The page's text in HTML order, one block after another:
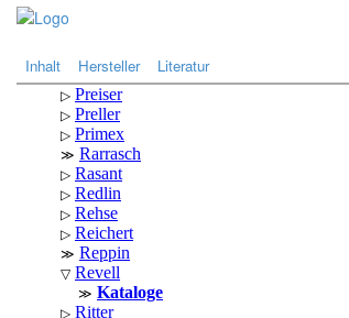
Inhalt Hersteller Literatur